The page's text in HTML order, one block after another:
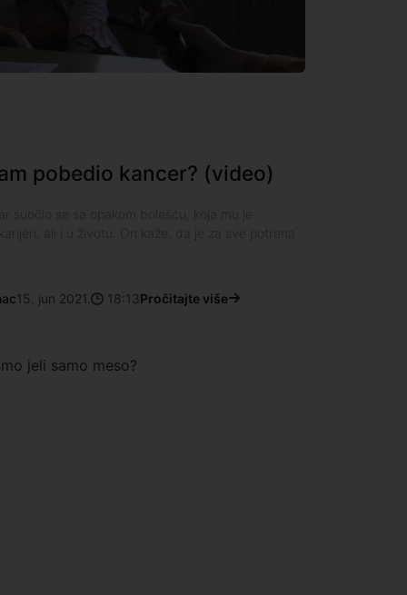
pobedio kancer? (video)
15. jun 2021. 18:13Pročitajte više